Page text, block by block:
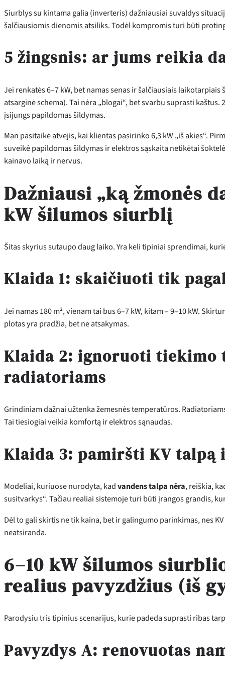
Siurblys su kintama galia (inverteris) dažniausiai suvaldys
šalčiausiomis dienomis atsiliks. Todėl kompromis turi būti
5 žingsnis: ar jums reikia
Jei renkatės 6–7 kW, bet namas senas ir šalčiausiais
atsarginė schema). Tai nėra „blogai“, bet svarbu suprasti
įsijungs papildomas šildymas.
Man pasitaikė atvejis, kai klientas pasirinko 6,3 kW „iš akies“.
suveikė papildomas šildymas ir elektros sąskaita netikėtai
kainavo laiką ir nervus.
Dažniausi „ką žmonės
kW šilumos siurblį
Šitas skyrius sutaupo daug laiko. Yra keli tipiniai sprendimai,
Klaida 1: skaičiuoti tik
Jei namas 180 m², vienam tai bus 6–7 kW, kitam – 9–10 kW.
plotas yra pradžia, bet ne atsakymas.
Klaida 2: ignoruoti
radiatoriams
Grindiniam dažnai užtenka žemesnės temperatūros.
Tai tiesiogiai veikia komfortą ir elektros sąnaudas.
Klaida 3: pamiršti KV talpą
Modeliai, kuriuose nurodyta, kadvandens talpa nėra, reiškia,
susitvarkys“. Tačiau realiai sistemoje turi būti įrangos grandis,
Dėl to gali skirtis ne tik kaina, bet ir galingumo parinkimas, nes
neatsiranda.
6–10 kW šilumos
realius pavyzdžius (iš
Parodysiu tris tipinius scenarijus, kurie padeda suprasti ribas
Pavyzdys A: renovuotas